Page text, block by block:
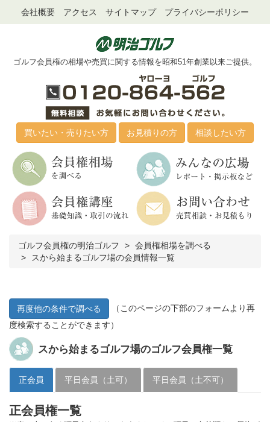
会社概要 アクセス サイトマップ プライバシーポリシー
ゴルフ会員権の相場や売買に関する情報を昭和51年創業以来ご提供。
買いたい・売りたい方 お見積りの方 相談したい方
ゴルフ会員権の明治ゴルフ
会員権相場を調べる
スから始まるゴルフ場の会員情報一覧
再度他の条件で調べる
（このページの下部のフォームより再
度検索することができます）
スから始まるゴルフ場のゴルフ会員権一覧
正会員 平日会員（土可） 平日会員（土不可）
正会員権一覧